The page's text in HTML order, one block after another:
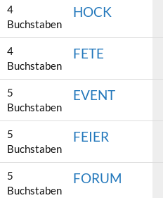
4
Buchstaben
HOCK
4
Buchstaben
FETE
5
Buchstaben
EVENT
5
Buchstaben
FEIER
5
Buchstaben
FORUM